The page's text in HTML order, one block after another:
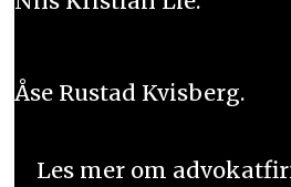
Åse Rustad Kvisberg.
Les mer om